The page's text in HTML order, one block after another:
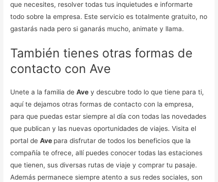
que necesites, resolver todas tus inquietudes e informarte
todo sobre la empresa. Este servicio es totalmente gratuito, no
gastarás nada pero si ganarás mucho, animate y llama.
También tienes otras formas de
contacto con Ave
Unete a la familia deAve y descubre todo lo que tiene para ti,
aquí te dejamos otras formas de contacto con la empresa,
para que puedas estar siempre al día con todas las novedades
que publican y las nuevas oportunidades de viajes. Visita el
portal deAve para disfrutar de todos los beneficios que la
compañía te ofrece, allí puedes conocer todas las estaciones
que tienen, sus diversas rutas de viaje y comprar tu pasaje.
Además permanece siempre atento a sus redes sociales, son